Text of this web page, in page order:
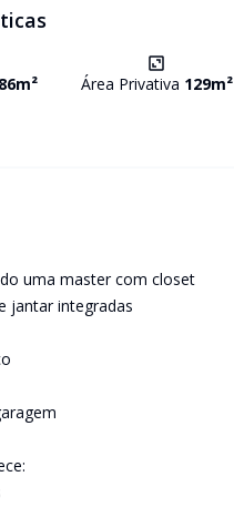
m² Área Privativa 129m²
uma master com closet
jantar integradas